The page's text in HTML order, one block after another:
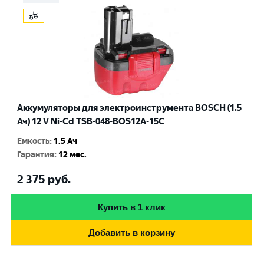
Аккумуляторы для электроинструмента BOSCH (1.5
Ач) 12 V Ni-Cd TSB-048-BOS12A-15C
Емкость: 1.5 Ач
Гарантия: 12 мес.
2 375 руб.
Купить в 1 клик
Добавить в корзину